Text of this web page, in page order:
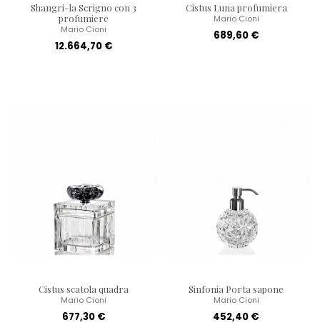
Shangri-la Scrigno con 3
profumiere
Mario Cioni
12.664,70 €
Cistus Luna profumiera
Mario Cioni
689,60 €
Cistus scatola quadra
Mario Cioni
677,30 €
Sinfonia Porta sapone
Mario Cioni
452,40 €